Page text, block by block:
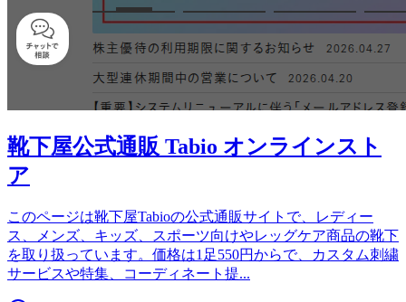
靴下屋公式通販 Tabio オンラインスト
ア
このページは靴下屋Tabioの公式通販サイトで、レディー
ス、メンズ、キッズ、スポーツ向けやレッグケア商品の靴下
を取り扱っています。価格は1足550円からで、カスタム刺繍
サービスや特集、コーディネート提...